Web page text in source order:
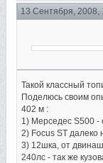
13 Сентября, 2008,
Такой классный
Поделюсь своим
402 м :
1) Мерседес S500 -
2) Focus ST далеко
3) 12шка, от
240лс - так же